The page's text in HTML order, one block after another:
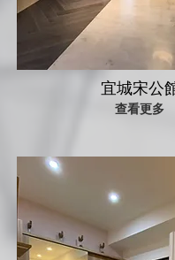
宜城宋公
查看更多